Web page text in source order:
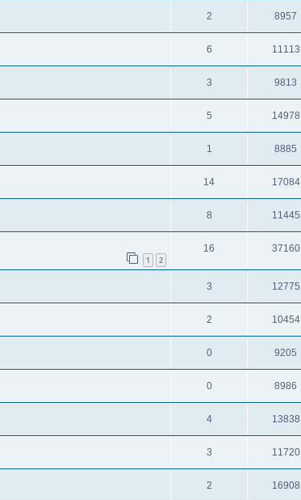
2 8957
6 11113
3 9813
5 14978
1 8885
14 17084
8 11445
1 2
16 37160
3 12775
2 10454
0 9205
0 8986
4 13838
3 11720
2 16908